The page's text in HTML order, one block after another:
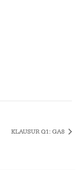
KLAUSUR Q1: GA8